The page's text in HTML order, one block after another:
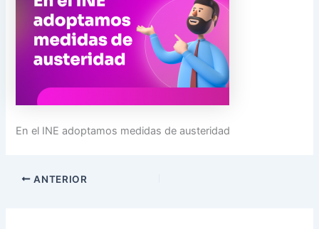
En el INE adoptamos medidas de austeridad
ANTERIOR